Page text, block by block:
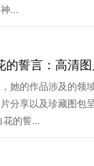
...
的誓言：高清
她的作品涉及的领
分享以及珍藏图包
花的誓...